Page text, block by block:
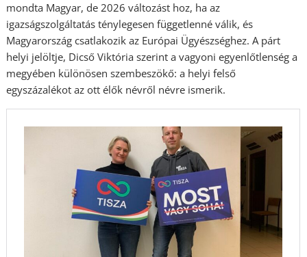
mondta Magyar, de 2026 változást hoz, ha az
igazságszolgáltatás ténylegesen függetlenné válik, és
Magyarország csatlakozik az Európai Ügyészséghez. A párt
helyi jelöltje, Dicső Viktória szerint a vagyoni egyenlőtlenség a
megyében különösen szembeszökő: a helyi felső
egyszázalékot az ott élők névről névre ismerik.